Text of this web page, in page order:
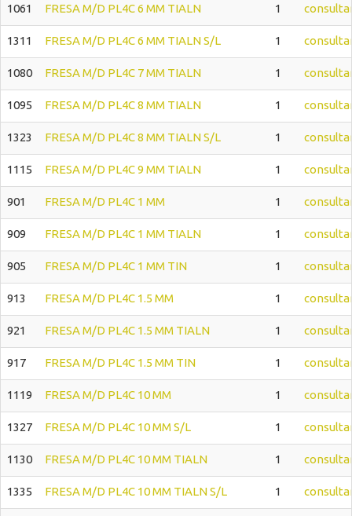
1061 FRESA M/D PL4C 6 MM TIALN 1
1311 FRESA M/D PL4C 6 MM TIALN S/L 1
1080 FRESA M/D PL4C 7 MM TIALN 1
1095 FRESA M/D PL4C 8 MM TIALN 1
1323 FRESA M/D PL4C 8 MM TIALN S/L 1
1115 FRESA M/D PL4C 9 MM TIALN 1
901 FRESA M/D PL4C 1 MM 1
909 FRESA M/D PL4C 1 MM TIALN 1
905 FRESA M/D PL4C 1 MM TIN 1
913 FRESA M/D PL4C 1.5 MM 1
921 FRESA M/D PL4C 1.5 MM TIALN 1
917 FRESA M/D PL4C 1.5 MM TIN 1
1119 FRESA M/D PL4C 10 MM 1
1327 FRESA M/D PL4C 10 MM S/L 1
1130 FRESA M/D PL4C 10 MM TIALN 1
1335 FRESA M/D PL4C 10 MM TIALN S/L 1